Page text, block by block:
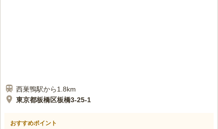
西巣鴨駅から1.8km
東京都板橋区板橋3-25-1
おすすめポイント